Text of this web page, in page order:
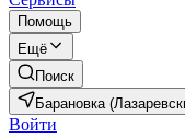
Помощь
Ещё
Поиск
Барановка
Войти